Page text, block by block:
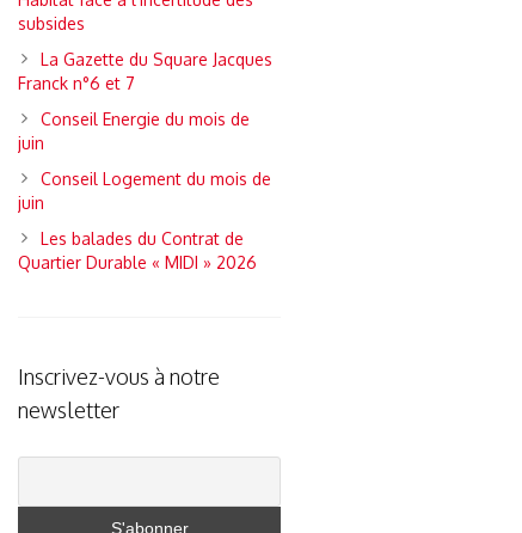
subsides
La Gazette du Square Jacques
Franck n°6 et 7
Conseil Energie du mois de
juin
Conseil Logement du mois de
juin
Les balades du Contrat de
Quartier Durable « MIDI » 2026
Inscrivez-vous à notre
newsletter